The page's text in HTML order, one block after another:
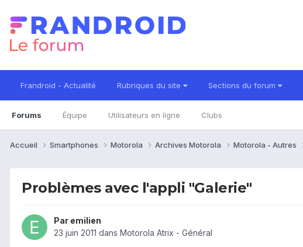
Frandroid - Actualité Rubriques du site Sections du forum
Forums Équipe Utilisateurs en ligne Clubs
Accueil Smartphones Motorola Archives Motorola Motorola - Autres
Problèmes avec l'appli "Galerie"
Par emilien
23 juin 2011 dans Motorola Atrix - Général